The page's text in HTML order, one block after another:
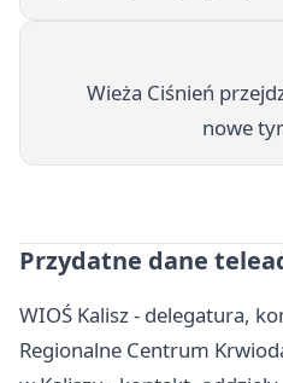
Wieża Ciśnień
nowe
Przydatne dane
WIOŚ Kalisz - delegatura,
Regionalne Centrum